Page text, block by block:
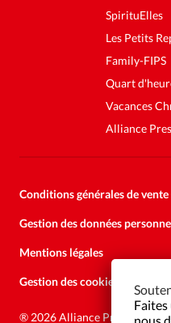
SpirituElles
Les Petits
Family-FIPS
Quart
Vacances
Alliance
Conditions générales de vente
Gestion des données
Mentions légales
Gestion des cookies
® 2026 Alliance Presse